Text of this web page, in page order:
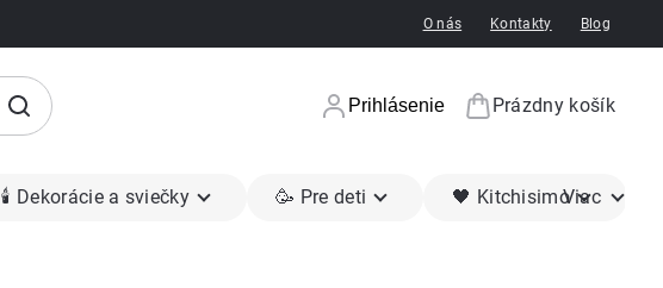
O nás Kontakty Blog
Prihlásenie
Nákupný
Prázdny košík
🕯 Dekorácie a sviečky 🥳 Pre deti 🖤 KitchisimoViac